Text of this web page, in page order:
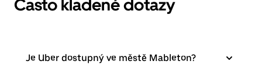
Často kladené dotazy
Je Uber dostupný ve městě Mableton?